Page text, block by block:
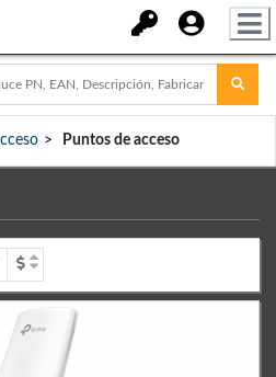
Puntos de acceso